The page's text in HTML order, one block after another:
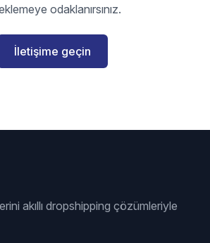
odaklanırsınız.
İletişime geçin
akıllı dropshipping çözümleriyle